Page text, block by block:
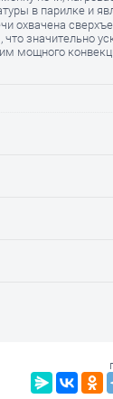
в парилке и
охвачена
значительно
мощного